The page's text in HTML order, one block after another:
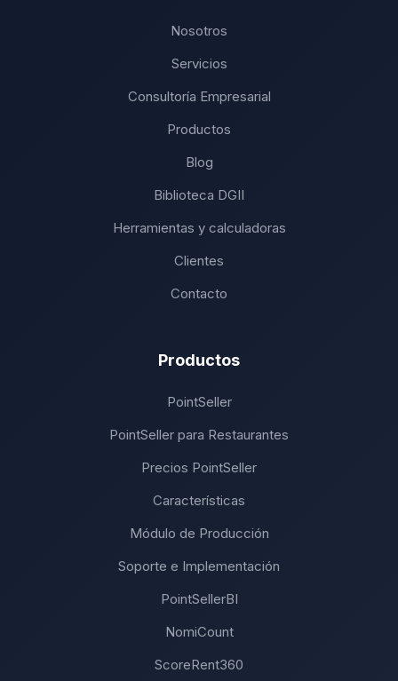
Nosotros
Servicios
Consultoría Empresarial
Productos
Blog
Biblioteca DGII
Herramientas y calculadoras
Clientes
Contacto
Productos
PointSeller
PointSeller para Restaurantes
Precios PointSeller
Características
Módulo de Producción
Soporte e Implementación
PointSellerBI
NomiCount
ScoreRent360